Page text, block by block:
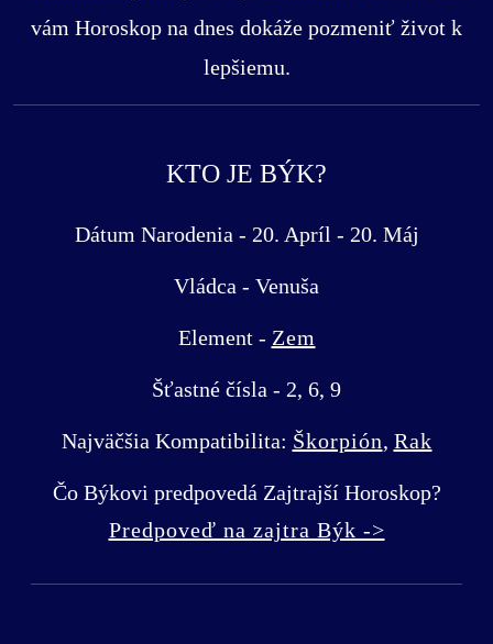
vám Horoskop na dnes dokáže pozmeniť život k
lepšiemu.
KTO JE BÝK?
Dátum Narodenia - 20. Apríl - 20. Máj
Vládca - Venuša
Element - Zem
Šťastné čísla - 2, 6, 9
Najväčšia Kompatibilita: Škorpión, Rak
Čo Býkovi predpovedá Zajtrajší Horoskop?
Predpoveď na zajtra Býk ->